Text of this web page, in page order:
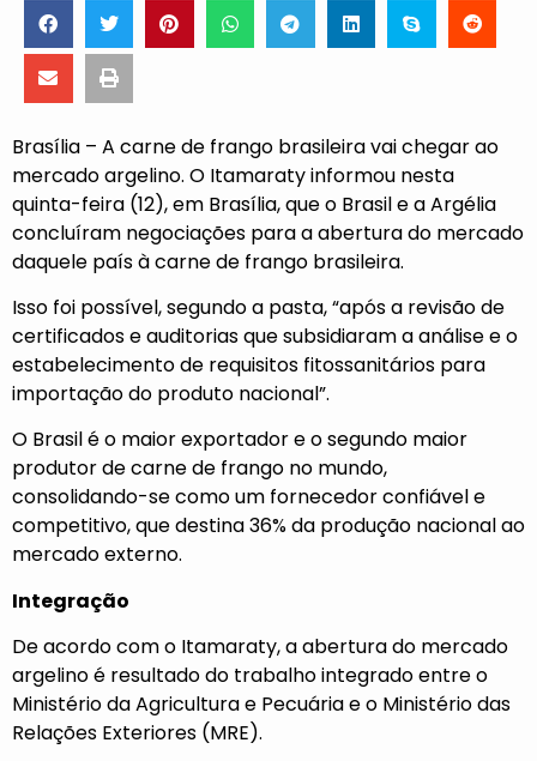
Brasília – A carne de frango brasileira vai chegar ao
mercado argelino. O Itamaraty informou nesta
quinta-feira (12), em Brasília, que o Brasil e a Argélia
concluíram negociações para a abertura do mercado
daquele país à carne de frango brasileira.
Isso foi possível, segundo a pasta, “após a revisão de
certificados e auditorias que subsidiaram a análise e o
estabelecimento de requisitos fitossanitários para
importação do produto nacional”.
O Brasil é o maior exportador e o segundo maior
produtor de carne de frango no mundo,
consolidando-se como um fornecedor confiável e
competitivo, que destina 36% da produção nacional ao
mercado externo.
Integração
De acordo com o Itamaraty, a abertura do mercado
argelino é resultado do trabalho integrado entre o
Ministério da Agricultura e Pecuária e o Ministério das
Relações Exteriores (MRE).